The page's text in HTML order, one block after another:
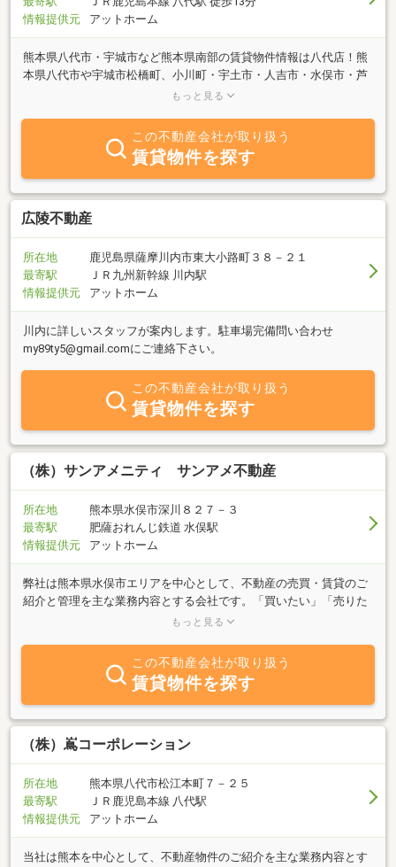
情報提供元
アットホーム
熊本県八代市・宇城市など熊本県南部の賃貸物件情報は八代店！熊
本県八代市や宇城市松橋町、小川町・宇土市・人吉市・水俣市・芦
北町などの熊本県南部を中心に賃貸マンション・賃貸アパート・一
物件まで賃貸・不動産の物件情報を幅広くご紹介中。仲介実績を生
かし、お客様にとってより良いご契約になるよう日々研鑽しており
ます。売買も取り扱いございます。お気軽にご相談くださいませ。
お持ちの不動産の活用を考えられている家主様のご相談もお待ちし
ております。
もっと見る
この不動産会社が取り扱う
賃貸物件を探す
広陵不動産
所在地
鹿児島県薩摩川内市東大小路町３８－２１
最寄駅
ＪＲ九州新幹線 川内駅
情報提供元
アットホーム
川内に詳しいスタッフが案内します。駐車場完備問い合わせ
my89ty5@gmail.comにご連絡下さい。
この不動産会社が取り扱う
賃貸物件を探す
（株）サンアメニティ サンアメ不動産
所在地
熊本県水俣市深川８２７－３
最寄駅
肥薩おれんじ鉄道 水俣駅
情報提供元
アットホーム
弊社は熊本県水俣市エリアを中心として、不動産の売買・賃貸のご
紹介と管理を主な業務内容とする会社です。「買いたい」「売りた
い」「借りたい」「貸したい」お客様のご希望に併せたスピーディ
するご質問は、弊社にご相談ください。親身になってお客様のご要
望にお答え致しますのでお気軽にご相談ください。
もっと見る
この不動産会社が取り扱う
賃貸物件を探す
（株）嶌コーポレーション
所在地
熊本県八代市松江本町７－２５
最寄駅
ＪＲ鹿児島本線 八代駅
情報提供元
アットホーム
当社は熊本を中心として、不動産物件のご紹介を主な業務内容とす